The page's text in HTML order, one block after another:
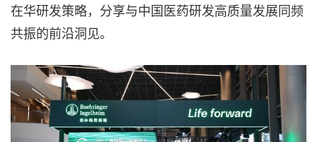
在华研发策略，分享与中国医药研发高质量发展同频
共振的前沿洞见。